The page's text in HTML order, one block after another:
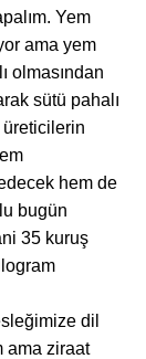
Yem
ama yem
olmasından
sütü pahalı
üreticilerin
hem de
bugün
35 kuruş
dil
ama ziraat